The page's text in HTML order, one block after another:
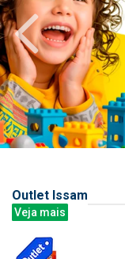
Outlet Issam
Veja mais